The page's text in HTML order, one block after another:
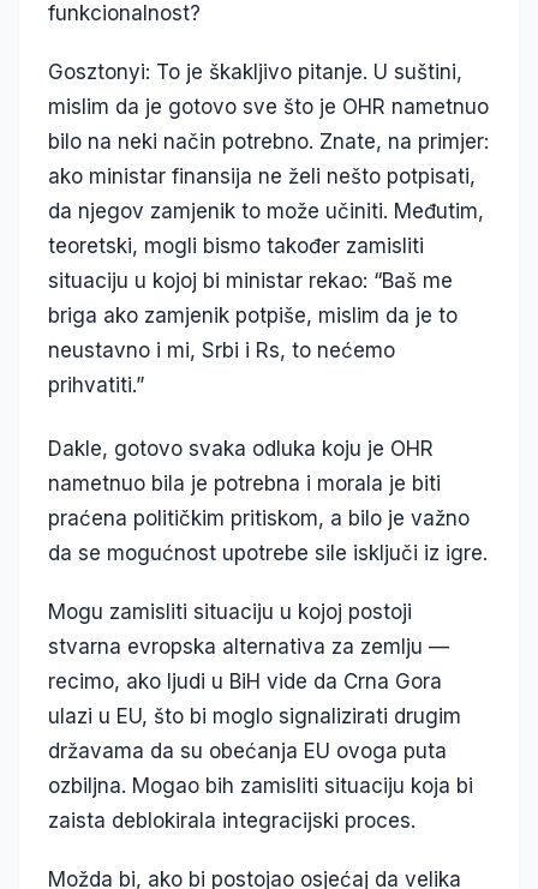
funkcionalnost?
Gosztonyi: To je škakljivo pitanje. U suštini,
mislim da je gotovo sve što je OHR nametnuo
bilo na neki način potrebno. Znate, na primjer:
ako ministar finansija ne želi nešto potpisati,
da njegov zamjenik to može učiniti. Međutim,
teoretski, mogli bismo također zamisliti
situaciju u kojoj bi ministar rekao: “Baš me
briga ako zamjenik potpiše, mislim da je to
neustavno i mi, Srbi i Rs, to nećemo
prihvatiti.”
Dakle, gotovo svaka odluka koju je OHR
nametnuo bila je potrebna i morala je biti
praćena političkim pritiskom, a bilo je važno
da se mogućnost upotrebe sile isključi iz igre.
Mogu zamisliti situaciju u kojoj postoji
stvarna evropska alternativa za zemlju —
recimo, ako ljudi u BiH vide da Crna Gora
ulazi u EU, što bi moglo signalizirati drugim
državama da su obećanja EU ovoga puta
ozbiljna. Mogao bih zamisliti situaciju koja bi
zaista deblokirala integracijski proces.
Možda bi, ako bi postojao osjećaj da velika